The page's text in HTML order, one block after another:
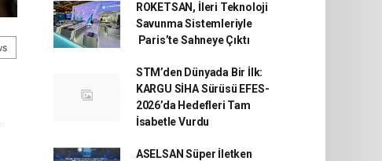
ROKETSAN, İleri Teknoloji
Savunma Sistemleriyle
Paris’te Sahneye Çıktı
STM’den Dünyada Bir İlk:
KARGU SİHA Sürüsü EFES-
2026’da Hedefleri Tam
İsabetle Vurdu
ASELSAN Süper İletken